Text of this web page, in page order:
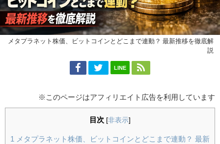
メタプラネット株価、ビットコインとどこまで連動？ 最新推移を徹底解
説
LINE
※このページはアフィリエイト広告を利用しています
目次 [非表示]
1
メタプラネット株価、ビットコインとどこまで連動？ 最新